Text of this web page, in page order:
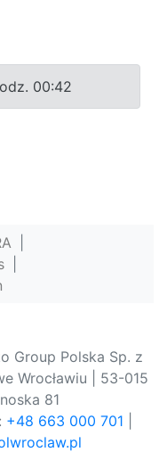
00:42
Group Polska Sp. z
Wrocławiu | 53-015
81
+48 663 000 701